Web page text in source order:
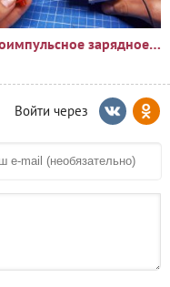
Фазоимпульсное зарядное устройство своими руками